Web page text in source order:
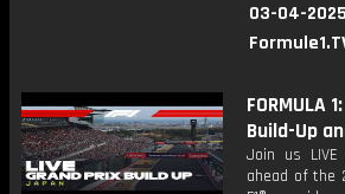
03-04-
FORMULA
Build-Up
Join us
ahead of the